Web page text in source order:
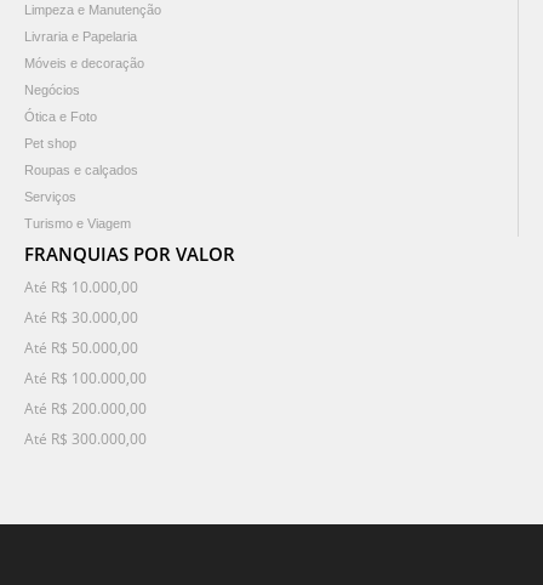
Limpeza e Manutenção
Livraria e Papelaria
Móveis e decoração
Negócios
Ótica e Foto
Pet shop
Roupas e calçados
Serviços
Turismo e Viagem
FRANQUIAS POR VALOR
Até R$ 10.000,00
Até R$ 30.000,00
Até R$ 50.000,00
Até R$ 100.000,00
Até R$ 200.000,00
Até R$ 300.000,00